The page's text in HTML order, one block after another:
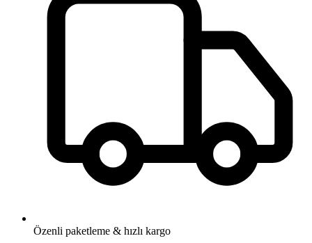
Özenli paketleme & hızlı kargo